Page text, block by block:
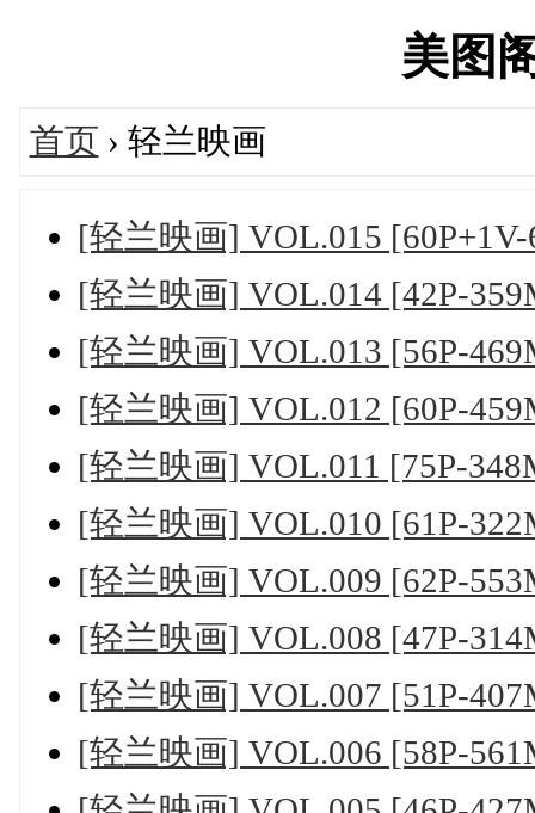
美图
首页 › 轻兰映画
[轻兰映画] VOL.015
[轻兰映画] VOL.014 [42P-
[轻兰映画] VOL.013 [56P-
[轻兰映画] VOL.012 [60P-
[轻兰映画] VOL.011 [75P-
[轻兰映画] VOL.010 [61P-
[轻兰映画] VOL.009 [62P-
[轻兰映画] VOL.008 [47P-
[轻兰映画] VOL.007 [51P-
[轻兰映画] VOL.006 [58P-